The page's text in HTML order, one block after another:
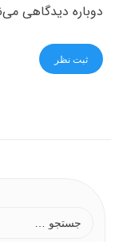
دوباره دیدگاهی